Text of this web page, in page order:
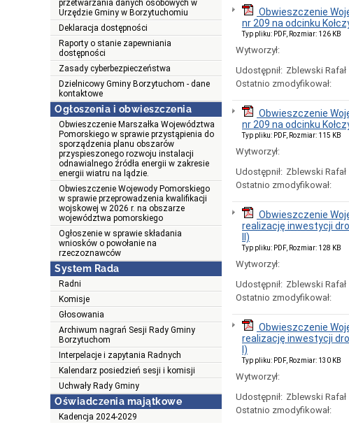
przetwarzania danych osobowych w
Urzędzie Gminy w Borzytuchomiu
Deklaracja dostępności
Raporty o stanie zapewniania
dostępności
Zasady cyberbezpieczeństwa
Dzielnicowy Gminy Borzytuchom - dane
kontaktowe
Ogłoszenia i obwieszczenia
Obwieszczenie Marszałka Województwa
Pomorskiego w sprawie przystąpienia do
sporządzenia planu obszarów
przyspieszonego rozwoju instalacji
odnawialnego źródła energii w zakresie
energii wiatru na lądzie.
Obwieszczenie Wojewody Pomorskiego
w sprawie przeprowadzenia kwalifikacji
wojskowej w 2026 r. na obszarze
województwa pomorskiego
Ogłoszenie w sprawie składania
wniosków o powołanie na
rzeczoznawców
System Rada
Radni
Komisje
Głosowania
Archiwum nagrań Sesji Rady Gminy
Borzytuchom
Interpelacje i zapytania Radnych
Kalendarz posiedzień sesji i komisji
Uchwały Rady Gminy
Oświadczenia majątkowe
Kadencja 2024-2029
Obwieszczenie
nr 209 na odcinku
Typ pliku: PDF, Rozmiar: 126 KB
Wytworzył:
Udostępnił: Zblewski Rafał
Ostatnio zmodyfikował:
Obwieszczenie
nr 209 na odcinku
Typ pliku: PDF, Rozmiar: 115 KB
Wytworzył:
Udostępnił: Zblewski Rafał
Ostatnio zmodyfikował:
Obwieszczenie
realizację inwestycji
II)
Typ pliku: PDF, Rozmiar: 128 KB
Wytworzył:
Udostępnił: Zblewski Rafał
Ostatnio zmodyfikował:
Obwieszczenie
realizację inwestycji
I)
Typ pliku: PDF, Rozmiar: 130 KB
Wytworzył:
Udostępnił: Zblewski Rafał
Ostatnio zmodyfikował: